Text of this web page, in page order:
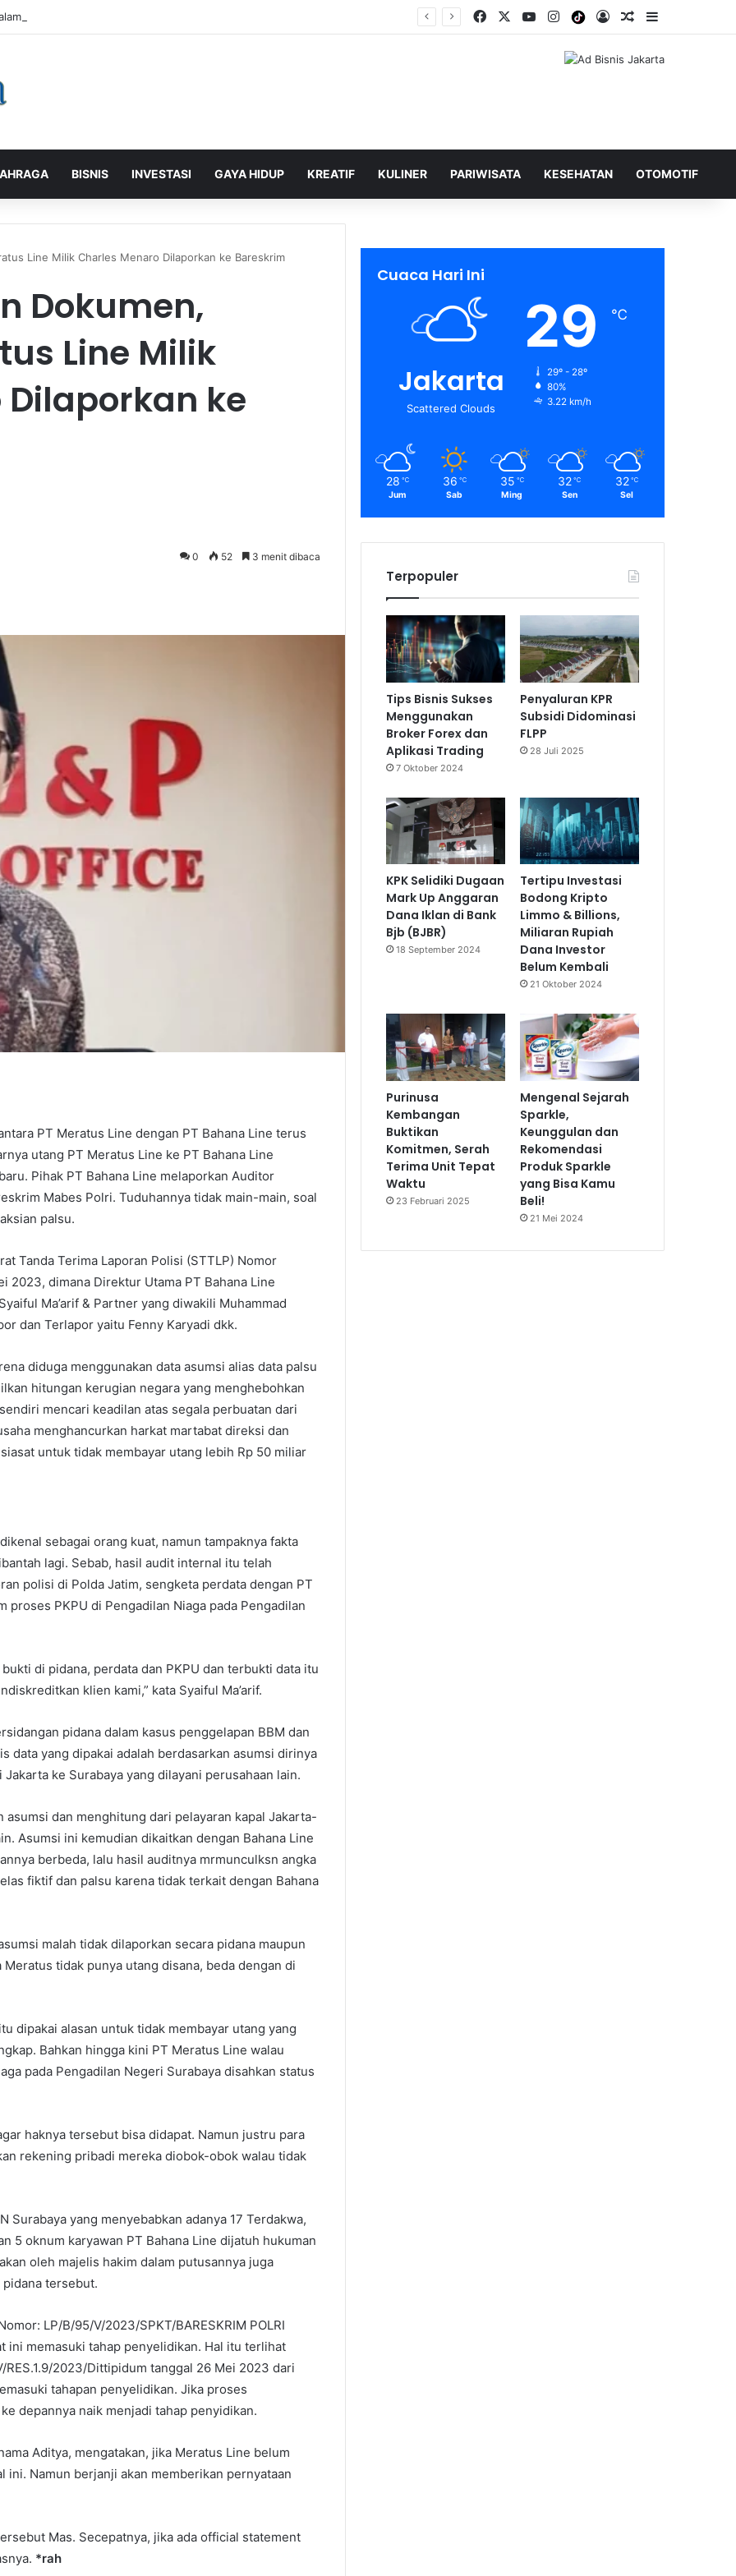
Pelanggan, PLN Icon Plus Sabet Tiga Penghargaan CCW 2026 Facebook YouTubeInstagramTiktokLog InShuffle Berita
BISNIS INVESTASI GAYA HIDUP KREATIF KULINER PARIWISATA KESEHATAN OTOMOTIF
Line Milik Charles Menaro Dilaporkan ke Bareskrim
Dokumen,
Line Milik
ke
0 52 3 menit dibaca
PT Meratus Line dengan PT Bahana Line terus
utang PT Meratus Line ke PT Bahana Line
Pihak PT Bahana Line melaporkan Auditor
Mabes Polri. Tuduhannya tidak main-main, soal
palsu.
Tanda Terima Laporan Polisi (STTLP) Nomor
2023, dimana Direktur Utama PT Bahana Line
Ma’arif & Partner yang diwakili Muhammad
dan Terlapor yaitu Fenny Karyadi dkk.
diduga menggunakan data asumsi alias data palsu
hitungan kerugian negara yang menghebohkan
mencari keadilan atas segala perbuatan dari
menghancurkan harkat martabat direksi dan
untuk tidak membayar utang lebih Rp 50 miliar
sebagai orang kuat, namun tampaknya fakta
lagi. Sebab, hasil audit internal itu telah
polisi di Polda Jatim, sengketa perdata dengan PT
proses PKPU di Pengadilan Niaga pada Pengadilan
di pidana, perdata dan PKPU dan terbukti data itu
klien kami,” kata Syaiful Ma’arif.
pidana dalam kasus penggelapan BBM dan
data yang dipakai adalah berdasarkan asumsi dirinya
ke Surabaya yang dilayani perusahaan lain.
dan menghitung dari pelayaran kapal Jakarta-
Asumsi ini kemudian dikaitkan dengan Bahana Line
berbeda, lalu hasil auditnya mrmunculksn angka
fiktif dan palsu karena tidak terkait dengan Bahana
malah tidak dilaporkan secara pidana maupun
tidak punya utang disana, beda dengan di
dipakai alasan untuk tidak membayar utang yang
Bahkan hingga kini PT Meratus Line walau
pada Pengadilan Negeri Surabaya disahkan status
haknya tersebut bisa didapat. Namun justru para
rekening pribadi mereka diobok-obok walau tidak
yang menyebabkan adanya 17 Terdakwa,
5 oknum karyawan PT Bahana Line dijatuh hukuman
oleh majelis hakim dalam putusannya juga
tersebut.
LP/B/95/V/2023/SPKT/BARESKRIM POLRI
ini memasuki tahap penyelidikan. Hal itu terlihat
2023/Dittipidum tanggal 26 Mei 2023 dari
tahapan penyelidikan. Jika proses
depannya naik menjadi tahap penyidikan.
Aditya, mengatakan, jika Meratus Line belum
Namun berjanji akan memberikan pernyataan
Mas. Secepatnya, jika ada official statement
*rah
Cuaca Hari Ini
Jakarta
Scattered Clouds
29 ℃
29º - 28º
80%
3.22 km/h
28 ℃
Jum
36 ℃
Sab
35 ℃
Ming
32 ℃
Sen
32 ℃
Sel
Terpopuler
Tips Bisnis Sukses
Menggunakan
Broker Forex dan
Aplikasi Trading
7 Oktober 2024
Penyaluran KPR
Subsidi Didominasi
FLPP
28 Juli 2025
KPK Selidiki Dugaan
Mark Up Anggaran
Dana Iklan di Bank
Bjb (BJBR)
18 September 2024
Tertipu Investasi
Bodong Kripto
Limmo & Billions,
Miliaran Rupiah
Dana Investor
Belum Kembali
21 Oktober 2024
Purinusa
Kembangan
Buktikan
Komitmen, Serah
Terima Unit Tepat
Waktu
23 Februari 2025
Mengenal Sejarah
Sparkle,
Keunggulan dan
Rekomendasi
Produk Sparkle
yang Bisa Kamu
Beli!
21 Mei 2024